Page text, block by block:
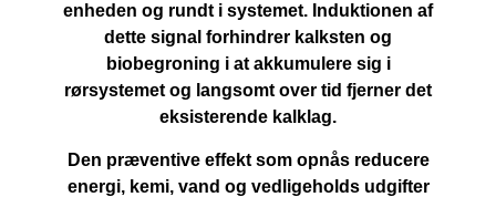
enheden og rundt i systemet. Induktionen af
dette signal forhindrer kalksten og
biobegroning i at akkumulere sig i
rørsystemet og langsomt over tid fjerner det
eksisterende kalklag.
Den præventive effekt som opnås reducere
energi, kemi, vand og vedligeholds udgifter